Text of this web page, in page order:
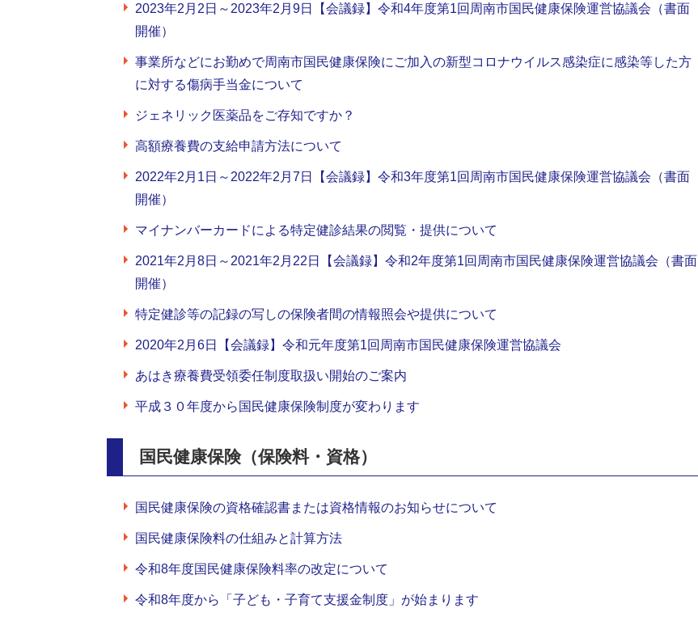
2023年2月2日～2023年2月9日【会議録】令和4年度第1回周南市国民健康保険運営協議会（書面
開催）
事業所などにお勤めで周南市国民健康保険にご加入の新型コロナウイルス感染症に感染等した方
に対する傷病手当金について
ジェネリック医薬品をご存知ですか？
高額療養費の支給申請方法について
2022年2月1日～2022年2月7日【会議録】令和3年度第1回周南市国民健康保険運営協議会（書面
開催）
マイナンバーカードによる特定健診結果の閲覧・提供について
2021年2月8日～2021年2月22日【会議録】令和2年度第1回周南市国民健康保険運営協議会（書面
開催）
特定健診等の記録の写しの保険者間の情報照会や提供について
2020年2月6日【会議録】令和元年度第1回周南市国民健康保険運営協議会
あはき療養費受領委任制度取扱い開始のご案内
平成３０年度から国民健康保険制度が変わります
国民健康保険（保険料・資格）
国民健康保険の資格確認書または資格情報のお知らせについて
国民健康保険料の仕組みと計算方法
令和8年度国民健康保険料率の改定について
令和8年度から「子ども・子育て支援金制度」が始まります